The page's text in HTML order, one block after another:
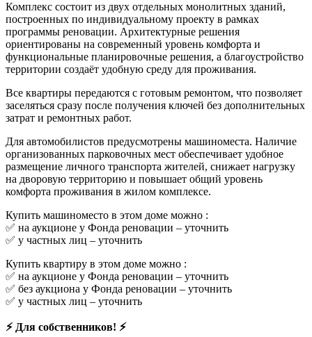
Комплекс состоит из двух отдельных монолитных зданий,
построенных по индивидуальному проекту в рамках
программы реновации. Архитектурные решения
ориентированы на современный уровень комфорта и
функциональные планировочные решения, а благоустройство
территории создаёт удобную среду для проживания.
Все квартиры передаются с готовым ремонтом, что позволяет
заселяться сразу после получения ключей без дополнительных
затрат и ремонтных работ.
Для автомобилистов предусмотрены машиноместа. Наличие
организованных парковочных мест обеспечивает удобное
размещение личного транспорта жителей, снижает нагрузку
на дворовую территорию и повышает общий уровень
комфорта проживания в жилом комплексе.
Купить машиноместо в этом доме можно :
✅ на аукционе у Фонда реновации – уточнить
✅ у частных лиц – уточнить
Купить квартиру в этом доме можно :
✅ на аукционе у Фонда реновации – уточнить
✅ без аукциона у Фонда реновации – уточнить
✅ у частных лиц – уточнить
⚡ Для собственников! ⚡